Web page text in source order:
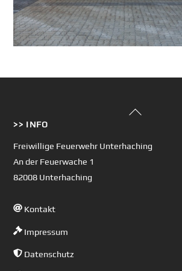
Back
>> INFO
Freiwillige Feuerwehr Unterhaching
An der Feuerwache 1
82008 Unterhaching
Kontakt
Impressum
Datenschutz